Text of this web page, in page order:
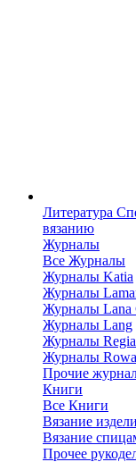
Литература
вязанию
Журналы
Все Журналы
Журналы Katia
Журналы
Журналы Lana
Журналы Lang
Журналы Regia
Журналы
Прочие
Книги
Все Книги
Вязание
Вязание
Прочее